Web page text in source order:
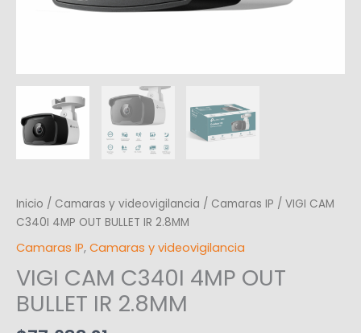
Inicio / Camaras y videovigilancia / Camaras IP / VIGI CAM
C340I 4MP OUT BULLET IR 2.8MM
Camaras IP, Camaras y videovigilancia
VIGI CAM C340I 4MP OUT
BULLET IR 2.8MM